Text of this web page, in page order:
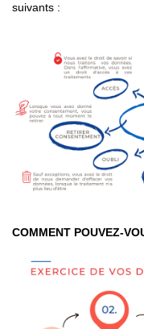
suivants :
COMMENT POUVEZ-